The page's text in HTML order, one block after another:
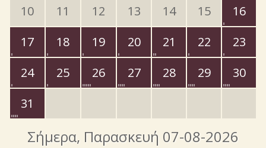
10
11 12 13 14 15
16
17
18 19 20 21 22
23
24
25 26 27 28 29
30
31
Σήμερα, Παρασκευή 07-08-2026